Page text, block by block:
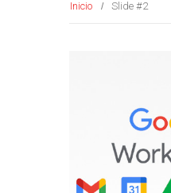
Inicio Slide #2